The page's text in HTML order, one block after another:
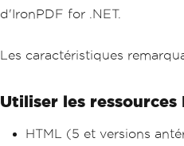
d'IronPDF for .NET.
Les caractéristiques
Utiliser les ressources
HTML (5 et versions